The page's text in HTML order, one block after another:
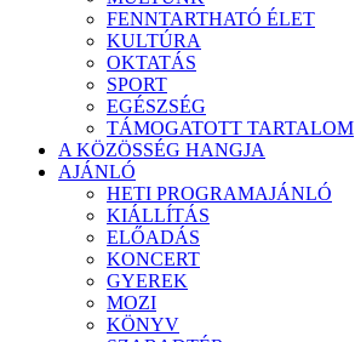
FENNTARTHATÓ ÉLET
KULTÚRA
OKTATÁS
SPORT
EGÉSZSÉG
TÁMOGATOTT TARTALOM
A KÖZÖSSÉG HANGJA
AJÁNLÓ
HETI PROGRAMAJÁNLÓ
KIÁLLÍTÁS
ELŐADÁS
KONCERT
GYEREK
MOZI
KÖNYV